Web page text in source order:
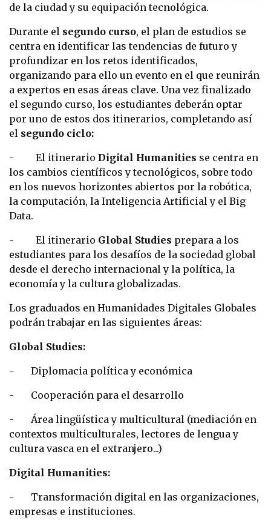
de la ciudad y su equipación tecnológica.
Durante el segundo curso, el plan de estudios se
centra en identificar las tendencias de futuro y
profundizar en los retos identificados,
organizando para ello un evento en el que reunirán
a expertos en esas áreas clave. Una vez finalizado
el segundo curso, los estudiantes deberán optar
por uno de estos dos itinerarios, completando así
el segundo ciclo:
- El itinerario Digital Humanities se centra en
los cambios científicos y tecnológicos, sobre todo
en los nuevos horizontes abiertos por la robótica,
la computación, la Inteligencia Artificial y el Big
Data.
- El itinerario Global Studies prepara a los
estudiantes para los desafíos de la sociedad global
desde el derecho internacional y la política, la
economía y la cultura globalizadas.
Los graduados en Humanidades Digitales Globales
podrán trabajar en las siguientes áreas:
Global Studies:
- Diplomacia política y económica
- Cooperación para el desarrollo
- Área lingüística y multicultural (mediación en
contextos multiculturales, lectores de lengua y
cultura vasca en el extranjero...)
Digital Humanities:
- Transformación digital en las organizaciones,
empresas e instituciones.